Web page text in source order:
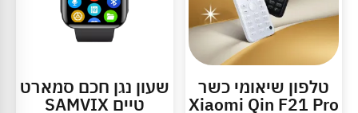
טלפון שיאומי כשר
Xiaomi Qin F21 Pro
שעון נגן חכם סמארט
טיים SAMVIX